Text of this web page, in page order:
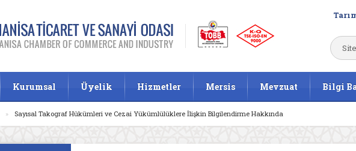
Kurumsal Üyelik Hizmetler Mersis Mevzuat Bilgi
» Sayısal Takograf Hükümleri ve Cezai Yükümlülüklere İlişkin Bilgilendirme Hakkında